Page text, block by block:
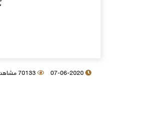
07-06-2020 70133 مشاهدة